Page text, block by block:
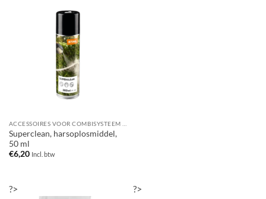
Superclean, harsoplosmiddel,
50 ml
€6,20 Incl. btw
?> ?>